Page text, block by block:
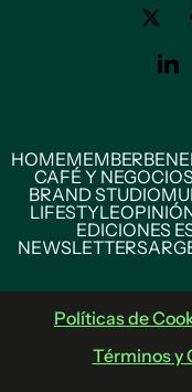
HOMEMEMBER
CAFÉ Y NEGOCIOS
BRAND STUDIO
LIFESTYLE
EDICIONES
NEWSLETTERS
Políticas de
Términos y